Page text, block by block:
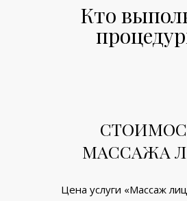
Кто
МАССАЖА
Цена услуги «Массаж